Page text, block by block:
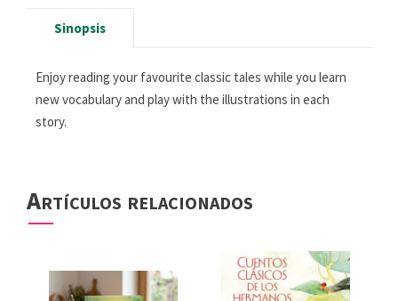
Sinopsis
Enjoy reading your favourite classic tales while you learn
new vocabulary and play with the illustrations in each
story.
Artículos relacionados